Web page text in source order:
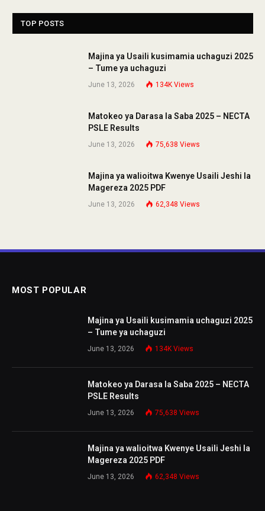
TOP POSTS
Majina ya Usaili kusimamia uchaguzi 2025
– Tume ya uchaguzi
June 13, 2026 134K Views
Matokeo ya Darasa la Saba 2025 – NECTA
PSLE Results
June 13, 2026 75,638 Views
Majina ya walioitwa Kwenye Usaili Jeshi la
Magereza 2025 PDF
June 13, 2026 62,348 Views
MOST POPULAR
Majina ya Usaili kusimamia uchaguzi 2025
– Tume ya uchaguzi
June 13, 2026 134K Views
Matokeo ya Darasa la Saba 2025 – NECTA
PSLE Results
June 13, 2026 75,638 Views
Majina ya walioitwa Kwenye Usaili Jeshi la
Magereza 2025 PDF
June 13, 2026 62,348 Views